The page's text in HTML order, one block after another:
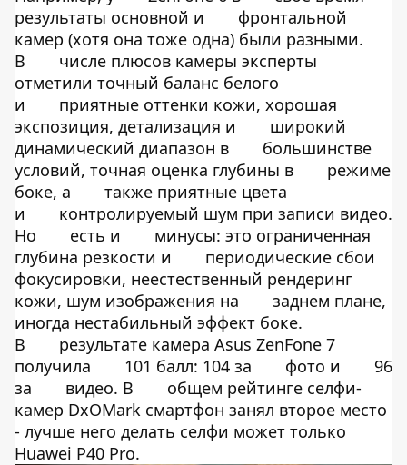
результаты основной и
фронтальной
камер (хотя она тоже одна) были разными.
В
числе плюсов камеры эксперты
отметили точный баланс белого
и
приятные оттенки кожи, хорошая
экспозиция, детализация и
широкий
динамический диапазон в
большинстве
условий, точная оценка глубины в
режиме
боке, а
также приятные цвета
и
контролируемый шум при записи видео.
Но
есть и
минусы: это ограниченная
глубина резкости и
периодические сбои
фокусировки, неестественный рендеринг
кожи, шум изображения на
заднем плане,
иногда нестабильный эффект боке.
В
результате камера Asus ZenFone 7
получила
101 балл: 104 за фото и
96
за
видео. В
общем рейтинге селфи-
камер DxOMark смартфон занял второе место
- лучше него делать селфи может только
Huawei P40 Pro.